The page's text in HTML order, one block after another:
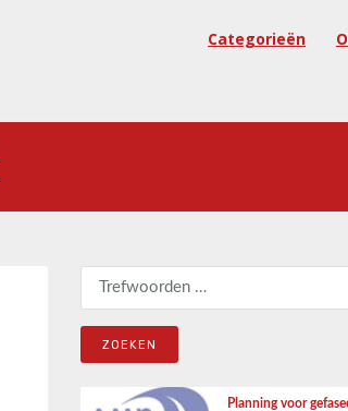
Categorieën
Zoeken naar:
Planning voor